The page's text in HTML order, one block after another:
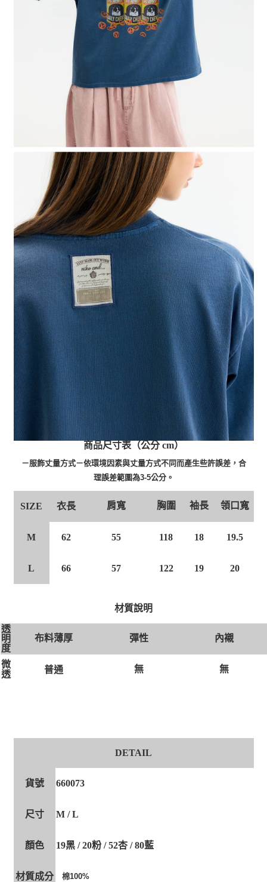
商品尺寸表（公分 cm）
－服飾丈量方式－依環境因素與丈量方式不同而產生些許誤差，合
理誤差範圍為3-5公分。
SIZE 衣長 肩寬 胸圍 袖長 領口寬
M 62 55 118 18 19.5
L 66 57 122 19 20
材質說明
透
明
度
布料薄厚 彈性 內襯
微
透
普通 無 無
DETAIL
貨號 660073
尺寸 M / L
顏色 19黑 / 20粉 / 52杏 / 80藍
材質成分 棉100%